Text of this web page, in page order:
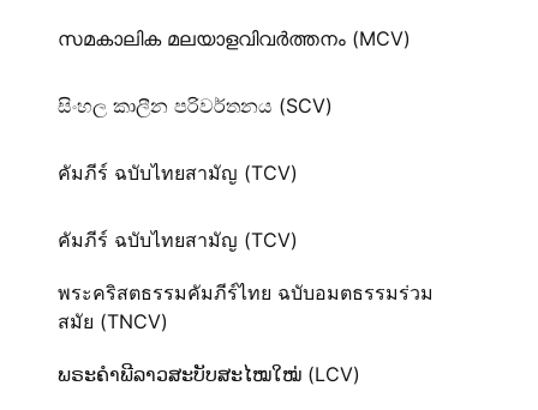
സമകാലിക മലയാളവിവർത്തനം (MCV)
සිංහල කාලීන පරිවර්තනය (SCV)
คัมภีร์ ฉบับไทยสามัญ (TCV)
คัมภีร์ ฉบับไทยสามัญ (TCV)
พระคริสตธรรมคัมภีร์ไทย ฉบับอมตธรรมร่วม
สมัย (TNCV)
ພຣະຄຳພີລາວສະບັບສະໄໝໃໝ່ (LCV)